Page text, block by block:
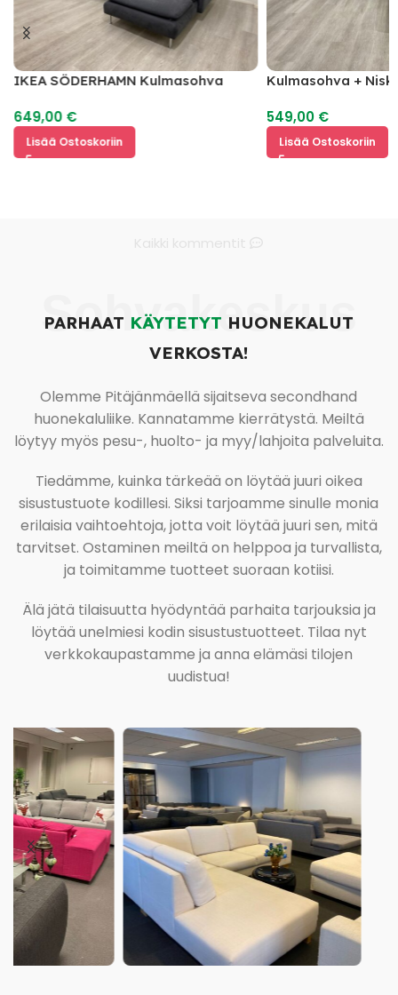
IKEA SÖDERHAMN Kulmasohva
649,00 €
Lisää Ostoskoriin
Kulmasohva +
549,00 €
Lisää Ostoskoriin
Sohvakeskus
PARHAAT KÄYTETYT HUONEKALUT
VERKOSTA!
Olemme Pitäjänmäellä sijaitseva secondhand
huonekaluliike. Kannatamme kierrätystä. Meiltä
löytyy myös pesu-, huolto- ja myy/lahjoita palveluita.
Tiedämme, kuinka tärkeää on löytää juuri oikea
sisustustuote kodillesi. Siksi tarjoamme sinulle monia
erilaisia vaihtoehtoja, jotta voit löytää juuri sen, mitä
tarvitset. Ostaminen meiltä on helppoa ja turvallista,
ja toimitamme tuotteet suoraan kotiisi.
Älä jätä tilaisuutta hyödyntää parhaita tarjouksia ja
löytää unelmiesi kodin sisustustuotteet. Tilaa nyt
verkkokaupastamme ja anna elämäsi tilojen
uudistua!